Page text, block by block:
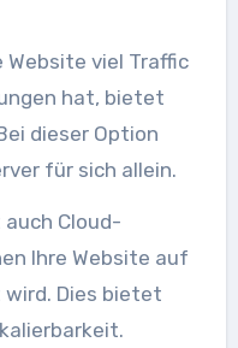
Website viel Traffic
hat, bietet
dieser Option
für sich allein.
Cloud-
Ihre Website auf
Dies bietet